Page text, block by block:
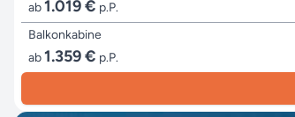
ab1.019 € p.P.
Balkonkabine
ab1.359 € p.P.